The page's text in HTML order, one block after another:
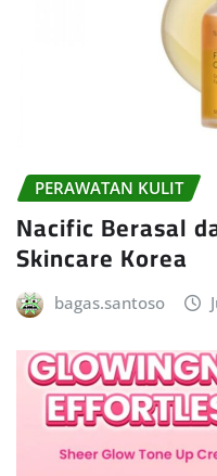
PERAWATAN KULIT
Nacific Berasal
Skincare Korea
bagas.santoso